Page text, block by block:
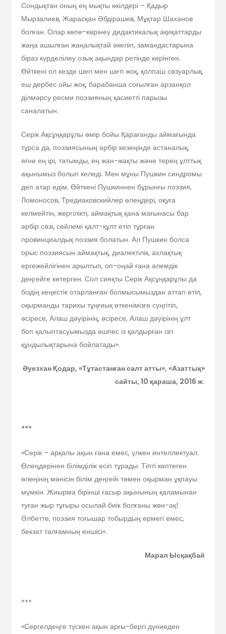
Сондықтан оның ең мықты өкілдері – Қадыр
Мырзалиев, Жарасқан Әбдірашев, Мұқтар Шаханов
болған. Олар көпе-көрінеу дидактикалық ақиқаттарды
жаңа ашылған жаңалықтай әкеліп, замандастарына
біраз күрделілеу озық ақындар ретінде көрінген.
Өйткені ол кезде шегі мен шеті жоқ, қолпаш сөзуарлық,
еш дербес ойы жоқ, барабанша соғылған арзанқол
ділмәрсу ресми поэзияның қасиетті парызы
саналатын.
Серік Ақсұңқарұлы өмір бойы Қарағанды аймағында
тұрса да, поэзиясының әрбір кезеңінде астаналық,
яғни ең ірі, татымды, ең жан-жақты және терең ұлттық
ақынымыз болып келеді. Мен мұны Пушкин синдромы
деп атар едім. Өйткені Пушкиннен бұрынғы поэзия,
Ломоносов, Тредиаковскийлер өлеңдері, оқуға
келмейтін, жергілікті, аймақтық қана мағынасы бар
әрбір сөзі, сөйлемі қалт-құлт етіп тұрған
провинциалдық поэзия болатын. Ал Пушкин болса
орыс поэзиясын аймақтық, диалектілік, ахлақтық
ергежейлігінен арылтып, оп-оңай ғана әлемдік
деңгейге көтерген. Сол сияқты Серік Ақсұңқарұлы да
біздің кеңестік отарланған болмысымыздан аттап өтіп,
оқырманды тарихы тұңғиық өткенімізге сүңгітіп,
әсіресе, Алаш дәуірінің, әсіресе, Алаш дәуірінің ұлт
боп қалыптасуымызда өшпес із қалдырған ізгі
құндылықтарына бойлатады».
Әуезхан Қодар, «Тұтастанған салт атты», «Азаттық»
сайты, 10 қараша, 2016 ж.
***
«Серік – арқалы ақын ғана емес, үлкен интеллектуал.
Өлеңдерінен білімділік есіп тұрады. Тіпті көптеген
өлеңінің мәнісін білім деңгейі төмен оқырман ұқпауы
мүмкін. Жиырма бірінші ғасыр ақынының қаламынан
туған жыр тұғыры осылай биік болғаны жөн-ақ!
Әлбетте, поэзия тоғышар тобырдың ермегі емес,
бекзат талғамның еншісі».
Марал Ысқақбай
***
«Сергелдеңге түскен ақын арғы-бергі дүниеден